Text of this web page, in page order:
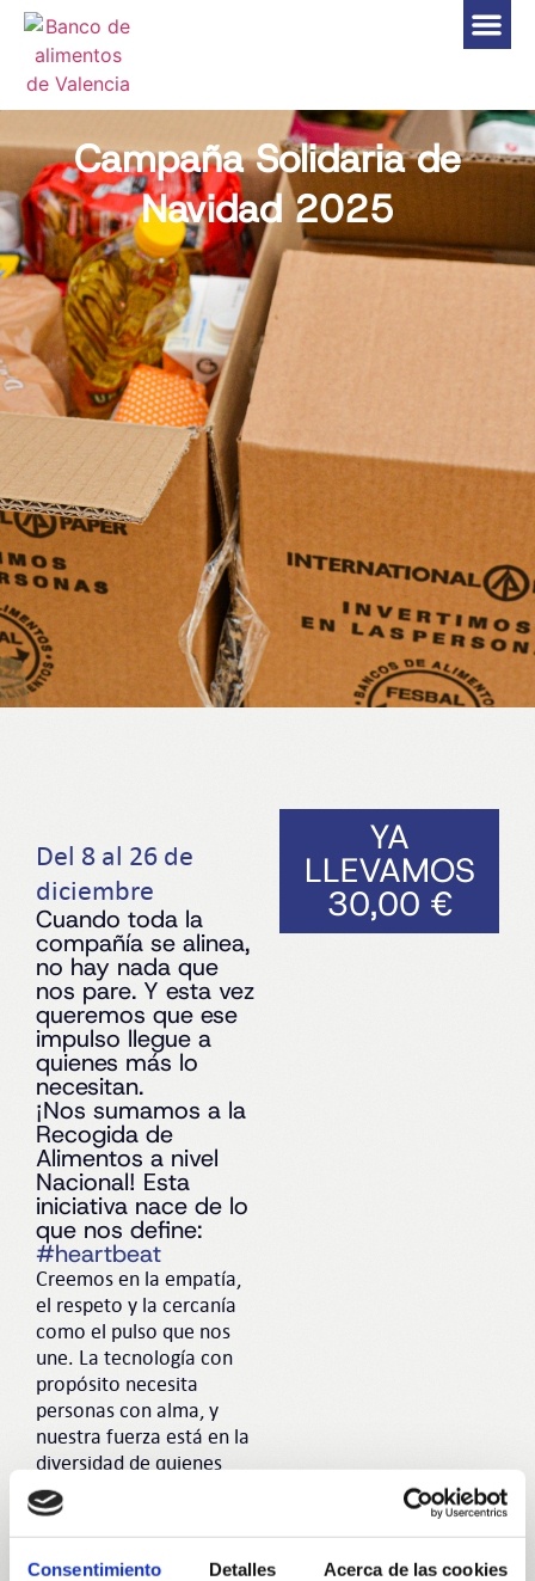
Consentimiento Detalles Acerca de las cookies
Campaña Solidaria de
Navidad 2025
Del 8 al 26 de
diciembre
Cuando toda la
compañía se alinea,
no hay nada que
nos pare. Y esta vez
queremos que ese
impulso llegue a
quienes más lo
necesitan.
¡Nos sumamos a la
Recogida de
Alimentos a nivel
Nacional! Esta
iniciativa nace de lo
que nos define:
#heartbeat
Creemos en la empatía,
el respeto y la cercanía
como el pulso que nos
une. La tecnología con
propósito necesita
personas con alma, y
nuestra fuerza está en la
diversidad de quienes
construyen este
proyecto cada día. Hoy
ese latido se transforma
en ayuda real.
YA
LLEVAMOS
30,00 €